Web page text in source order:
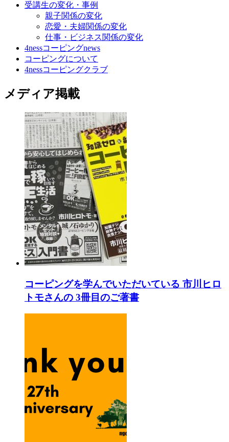
受講生の変化・事例
親子関係の変化
恋愛・夫婦関係の変化
仕事・ビジネス関係の変化
4nessコーピングnews
コーピングについて
4nessコーピングクラブ
メディア掲載
コーピングを学んでいただいている 市川ヒロ
トモさんの 3冊目のご著書